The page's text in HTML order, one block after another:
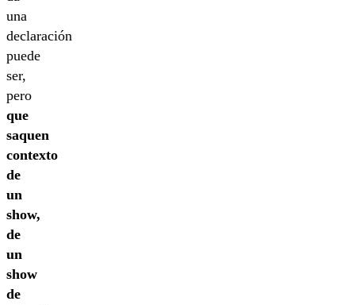
una
declaración
puede
ser,
pero
que
saquen
contexto
de
un
show,
de
un
show
de